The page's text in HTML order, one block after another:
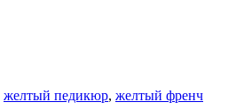
желтый педикюр, желтый френч